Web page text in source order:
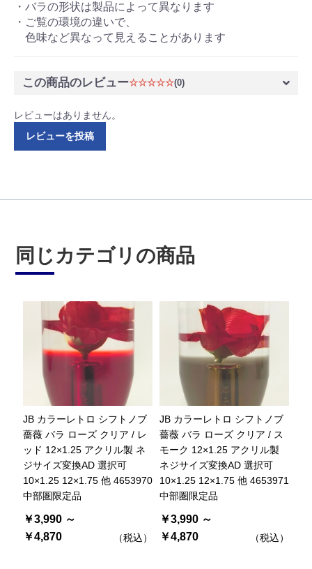
・バラの形状は製品によって異なります
・ご覧の環境の違いで、
色味など異なって見えることがあります
この商品のレビュー☆☆☆☆☆(0)
レビューはありません。
レビューを投稿
同じカテゴリの商品
JB カラーレトロ シフトノブ
薔薇 バラ ローズ クリア / レ
ッド 12×1.25 アクリル製 ネ
ジサイズ変換AD 選択可
10×1.25 12×1.75 他 4653970
中部圏限定品
￥3,990 ～
￥4,870
（税込）
JB カラーレトロ シフトノブ
薔薇 バラ ローズ クリア / ス
モーク 12×1.25 アクリル製
ネジサイズ変換AD 選択可
10×1.25 12×1.75 他 4653971
中部圏限定品
￥3,990 ～
￥4,870
（税込）